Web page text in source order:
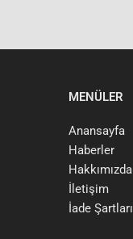
MENÜLER
Anansayfa
Haberler
Hakkımızda
İletişim
İade Şartları